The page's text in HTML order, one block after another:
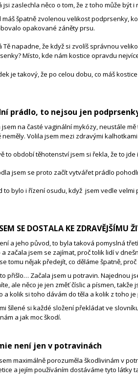
jsi zaslechla něco o tom, že z toho může být
máš špatně zvolenou velikost podprsenky,
opakované záněty prsu.
Tě napadne, že když si zvolíš správnou
Místo, kde nám kostice opravdu
je takový, že po celou dobu, co máš
prádlo, to nejsou jen
jsem na časté vaginální mykózy, neustále
neměly. Volila jsem mezi zdravými
to období těhotenství jsem si řekla, že to
jsem se proto začít vytvářet prádlo
to bylo i řízení osudu, když jsem vedle
SE DOSTALA KE
a jeho původ, to byla taková pomyslná
a začala jsem se zajímat, proč tolik lidí v
tomu nějak předejít, co děláme špatně,
přišlo… Začala jsem u potravin. Najednou
ale něco je jen změť číslic a písmen,
a kolik si toho dávám do těla a kolik z toho
šílené si každé složení překládat ve
a jak moc škodí.
není jen v potravinách
maximálně porozuměla škodlivinám v
a jejím používáním dostáváme tyto látky